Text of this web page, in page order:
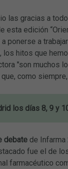
las gracias a
edición
a
hitos que
"son muchos
como
los días 8, 9 y
debatede Infarma
fue el de
farmacéutico